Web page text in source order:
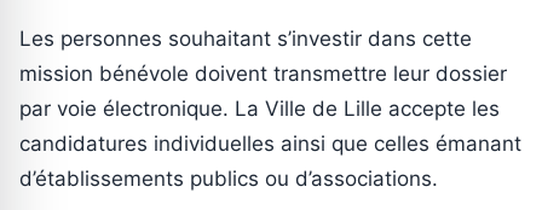
Les personnes souhaitant s’investir dans cette
mission bénévole doivent transmettre leur dossier
par voie électronique. La Ville de Lille accepte les
candidatures individuelles ainsi que celles émanant
d’établissements publics ou d’associations.